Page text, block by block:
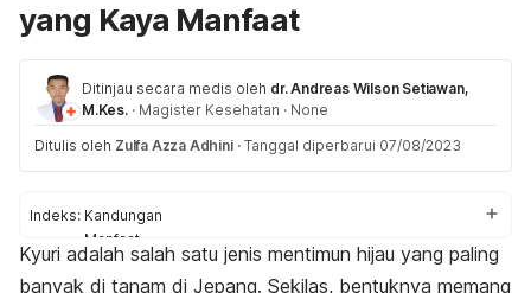
yang Kaya Manfaat
Ditinjau secara medis oleh dr. Andreas Wilson Setiawan,
M.Kes. · Magister Kesehatan · None
Ditulis oleh Zulfa Azza Adhini · Tanggal diperbarui 07/08/2023
Indeks: Kandungan
Manfaat
Efek samping
Kyuri adalah salah satu jenis mentimun hijau yang paling
banyak di tanam di Jepang. Sekilas, bentuknya memang